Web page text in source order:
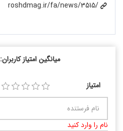
roshdmag.ir/fa/news/3515/
میانگین امتیاز کاربران: 0.0 (0 رای)
امتیاز
نام را وارد کنید